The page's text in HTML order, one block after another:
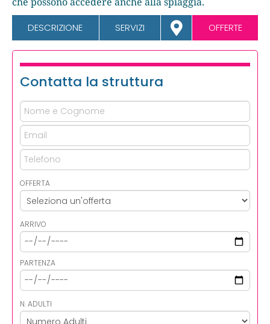
DESCRIZIONE SERVIZI OFFERTE
Contatta la struttura
OFFERTA
ARRIVO
PARTENZA
N. ADULTI